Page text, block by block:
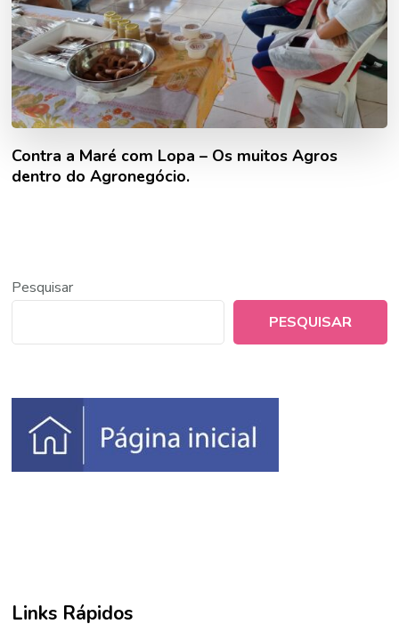
Contra a Maré com Lopa – Os muitos Agros
dentro do Agronegócio.
Pesquisar
PESQUISAR
Links Rápidos